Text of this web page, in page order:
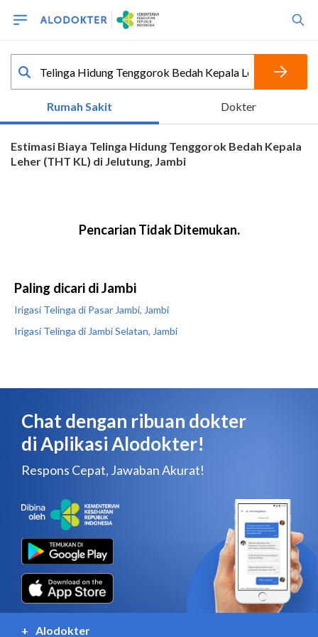
Paling dicari di Jambi
Irigasi Telinga di Pasar Jambi, Jambi
Irigasi Telinga di Jambi Selatan, Jambi